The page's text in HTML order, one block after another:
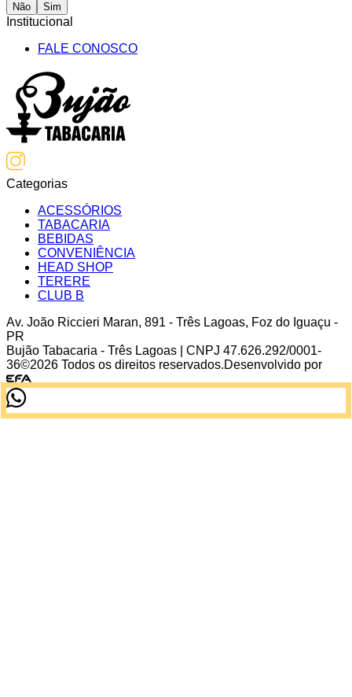
Não Sim
Institucional
FALE CONOSCO
Categorias
ACESSÓRIOS
TABACARIA
BEBIDAS
CONVENIÊNCIA
HEAD SHOP
TERERE
CLUB B
Av. João Riccieri Maran, 891 - Três Lagoas, Foz do Iguaçu -
PR
Bujão Tabacaria - Três Lagoas | CNPJ 47.626.292/0001-
36©2026 Todos os direitos reservados.Desenvolvido por